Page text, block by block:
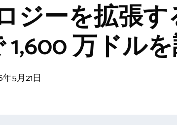
ジーを拡張
万ドル
5月21日